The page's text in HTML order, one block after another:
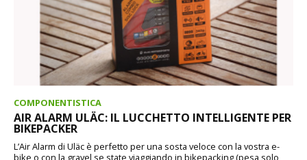
COMPONENTISTICA
AIR ALARM ULÄC: IL LUCCHETTO INTELLIGENTE PER
BIKEPACKER
L’Air Alarm di Uläc è perfetto per una sosta veloce con la vostra e-
bike o con la gravel se state viaggiando in bikepacking (pesa solo